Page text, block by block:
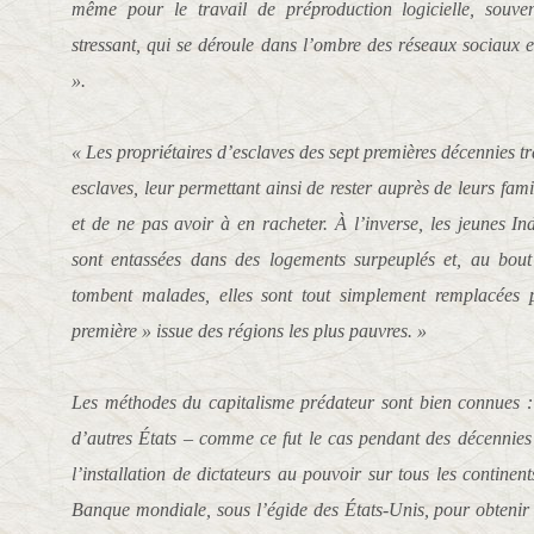
même pour le travail de préproduction logicielle,
stressant, qui se déroule dans l’ombre des réseaux
».
« Les propriétaires d’esclaves des sept premières décennies
esclaves, leur permettant ainsi de rester auprès de leurs
et de ne pas avoir à en racheter. À l’inverse, les jeunes
sont entassées dans des logements surpeuplés et, au
tombent malades, elles sont tout simplement
première » issue des régions les plus pauvres. »
Les méthodes du capitalisme prédateur sont bien connues
d’autres États – comme ce fut le cas pendant des
l’installation de dictateurs au pouvoir sur tous les
Banque mondiale, sous l’égide des États-Unis, pour